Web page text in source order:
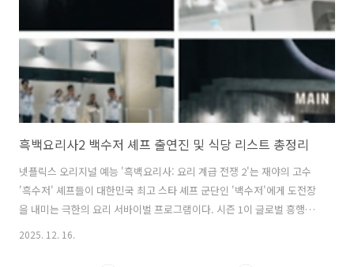
아본다. 흑수저 셰프들의 식당에서 직접 만든 음식을 즐기고 싶..
흑백요리사2 백수저 셰프 출연진 및 식당 리스트 총정리
넷플릭스 오리지널 예능 '흑백요리사: 요리 계급 전쟁 2'는 재야의 고수
'흑수저' 셰프들이 대한민국 최고 스타 셰프 군단인 '백수저'에게 도전장
을 내미는 극한의 요리 서바이벌 프로그램이다. 시즌 1이 글로벌 흥행을
기록한 데 힘입어, 시즌2는 미쉐린(미슐랭) 스타 셰프와 명장까지 포함된
2025. 12. 16.